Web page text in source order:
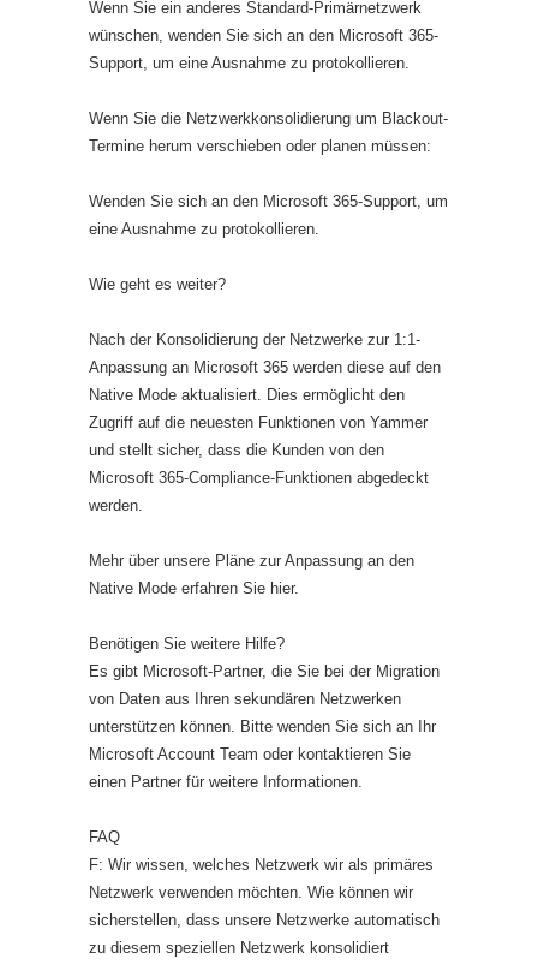
Wenn Sie ein anderes Standard-Primärnetzwerk
wünschen, wenden Sie sich an den Microsoft 365-
Support, um eine Ausnahme zu protokollieren.
Wenn Sie die Netzwerkkonsolidierung um Blackout-
Termine herum verschieben oder planen müssen:
Wenden Sie sich an den Microsoft 365-Support, um
eine Ausnahme zu protokollieren.
Wie geht es weiter?
Nach der Konsolidierung der Netzwerke zur 1:1-
Anpassung an Microsoft 365 werden diese auf den
Native Mode aktualisiert. Dies ermöglicht den
Zugriff auf die neuesten Funktionen von Yammer
und stellt sicher, dass die Kunden von den
Microsoft 365-Compliance-Funktionen abgedeckt
werden.
Mehr über unsere Pläne zur Anpassung an den
Native Mode erfahren Sie hier.
Benötigen Sie weitere Hilfe?
Es gibt Microsoft-Partner, die Sie bei der Migration
von Daten aus Ihren sekundären Netzwerken
unterstützen können. Bitte wenden Sie sich an Ihr
Microsoft Account Team oder kontaktieren Sie
einen Partner für weitere Informationen.
FAQ
F: Wir wissen, welches Netzwerk wir als primäres
Netzwerk verwenden möchten. Wie können wir
sicherstellen, dass unsere Netzwerke automatisch
zu diesem speziellen Netzwerk konsolidiert